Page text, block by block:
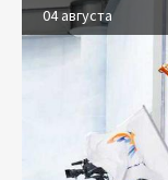
04 августа